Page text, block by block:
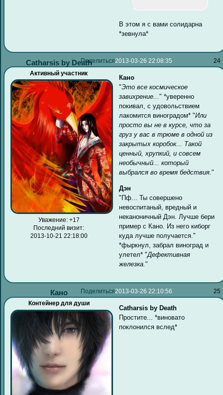
В этом я с вами солидарна
*зевнула*
Поделиться 24
2013-03-26 22:08:35
Catharsis by Death
Активный участник
Уважение: +17
Последний визит:
2013-10-21 22:18:00
Кано
"Это все космическое
завихрение..." *уверенно
покивал, с удовольствием
лакомится виноградом* "Или
просто вы не в курсе, что за
груз у вас в трюме в одной из
закрытых коробок... Такой
ценный, хрупкий, и совсем
необычный... который
выбрался во время бедствия."
Дэн
"Пф... Ты совершено
невоспитаный, вредный и
неканоничный Дэн. Лучше бери
пример с Кано. Из него киборг
куда лучше получается."
*фыркнул, забрал виноград и
улетел* "Дефективная
железка."
Поделиться 25
2013-03-26 22:10:56
Кано
Контейнер для души
Catharsis by Death
Простите... *виновато
поклонился вслед*